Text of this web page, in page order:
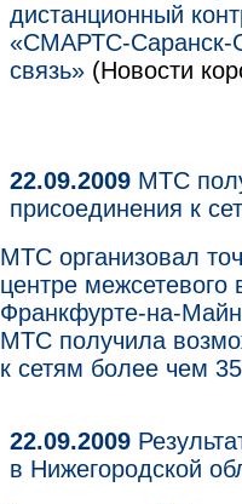
дистанционный
«СМАРТС-Саранск-
связь» (Новости
22.09.2009 МТС
присоединения к
МТС организовал
центре
Франкфурте-на-
МТС получила
к сетям более чем
22.09.2009
в Нижегородской